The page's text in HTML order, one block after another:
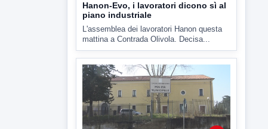
5 AGOSTO 2026 ATTUALITÀ